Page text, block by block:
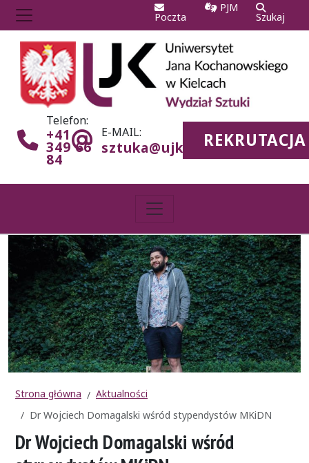
Poczta
PJM
Szukaj
Telefon:
+41
349 66
84
E-MAIL:
sztuka@ujk.edu.plREKRUTACJA
Strona główna
Aktualności
Dr Wojciech Domagalski wśród stypendystów MKiDN
Dr Wojciech Domagalski wśród